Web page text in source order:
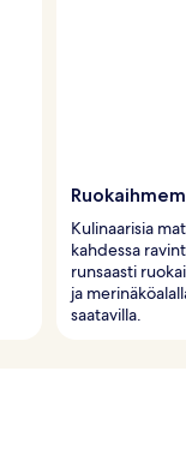
Kulinaarisia
kahdessa
runsaasti
ja
saatavilla.